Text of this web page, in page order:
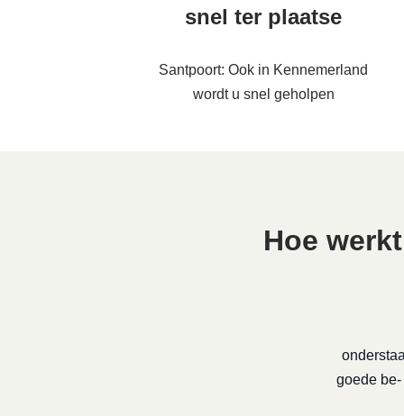
snel ter plaatse
Santpoort: Ook in Kennemerland
wordt u snel geholpen
Hoe
goede